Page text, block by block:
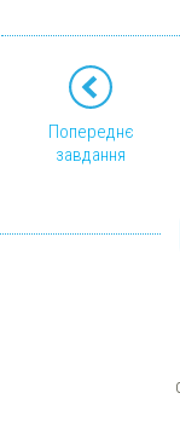
Попереднє
завдання